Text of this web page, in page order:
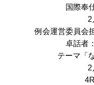
国際奉
2
例会運営委員会
卓話者
テーマ「
2